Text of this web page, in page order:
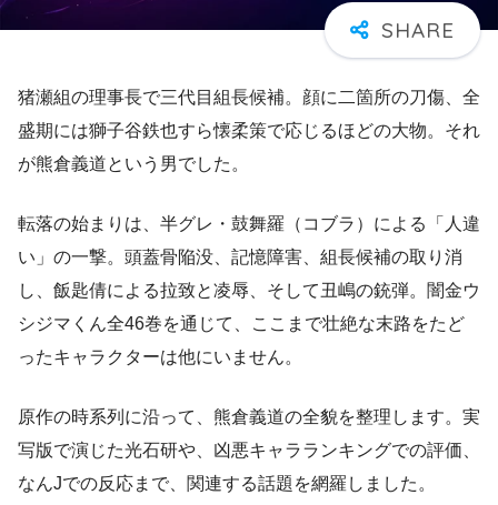
猪瀬組の理事長で三代目組長候補。顔に二箇所の刀傷、全
盛期には獅子谷鉄也すら懐柔策で応じるほどの大物。それ
が熊倉義道という男でした。
転落の始まりは、半グレ・鼓舞羅（コブラ）による「人違
い」の一撃。頭蓋骨陥没、記憶障害、組長候補の取り消
し、飯匙倩による拉致と凌辱、そして丑嶋の銃弾。闇金ウ
シジマくん全46巻を通じて、ここまで壮絶な末路をたど
ったキャラクターは他にいません。
原作の時系列に沿って、熊倉義道の全貌を整理します。実
写版で演じた光石研や、凶悪キャラランキングでの評価、
なんJでの反応まで、関連する話題を網羅しました。